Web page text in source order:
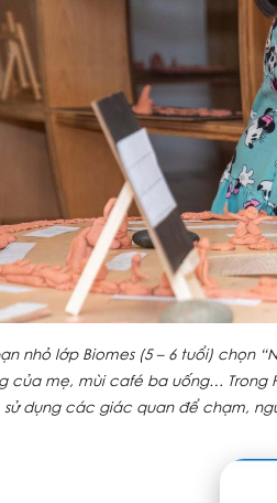
nhỏ lớp Biomes (5 – 6 tuổi) chọn
của mẹ, mùi café ba uống… Trong
sử dụng các giác quan để chạm,